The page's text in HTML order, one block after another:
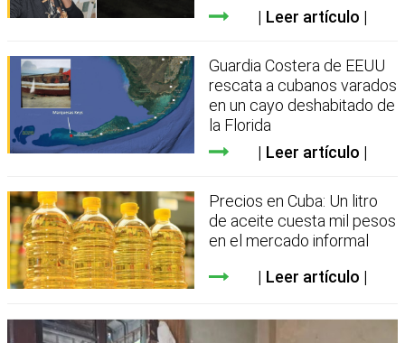
Leer artículo
Guardia Costera de EEUU
rescata a cubanos varados
en un cayo deshabitado de
la Florida
Leer artículo
Precios en Cuba: Un litro
de aceite cuesta mil pesos
en el mercado informal
Leer artículo